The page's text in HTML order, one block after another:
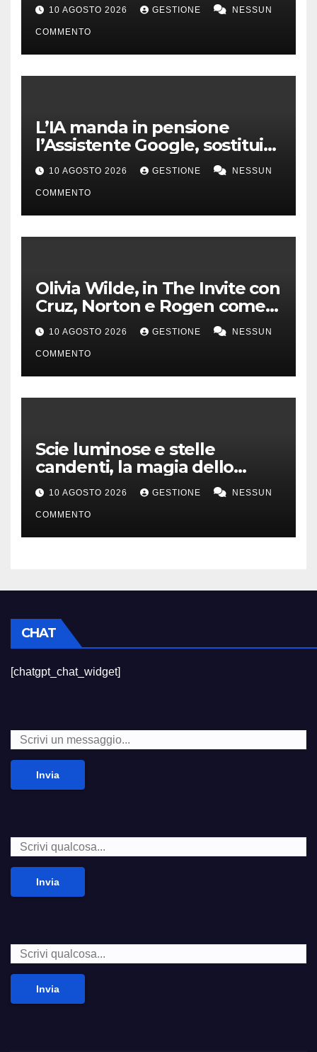
bello”
10 AGOSTO 2026 GESTIONE NESSUN
COMMENTO
L’IA manda in pensione
l’Assistente Google, sostituito
da Gemini dal 4 settembre
10 AGOSTO 2026 GESTIONE NESSUN
COMMENTO
Olivia Wilde, in The Invite con
Cruz, Norton e Rogen come
un gruppo jazz
10 AGOSTO 2026 GESTIONE NESSUN
COMMENTO
Scie luminose e stelle
candenti, la magia dello
stargazing
10 AGOSTO 2026 GESTIONE NESSUN
COMMENTO
CHAT
[chatgpt_chat_widget]
Invia
Invia
Invia